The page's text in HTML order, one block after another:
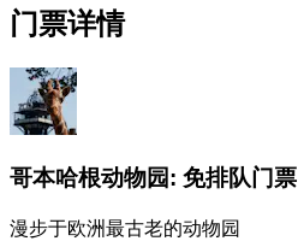
门票详情
哥本哈根动物园: 免排队门票
漫步于欧洲最古老的动物园